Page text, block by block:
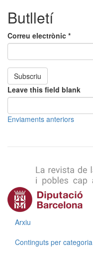
Butlletí
Correu electrònic *
Subscriu
Leave this field blank
Enviaments anteriors
Menú
Arxiu
Continguts per categoria